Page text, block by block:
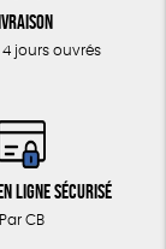
4 jours ouvrés
ligne sécurisé
Par CB